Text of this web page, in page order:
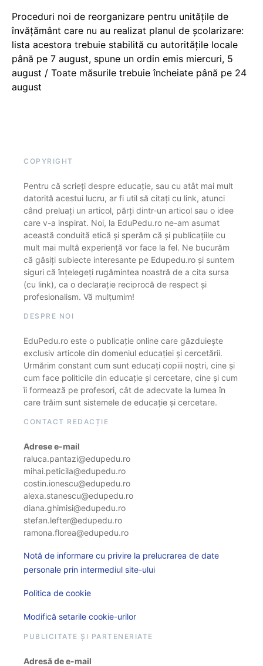
Proceduri noi de reorganizare pentru unitățile de
învățământ care nu au realizat planul de școlarizare:
lista acestora trebuie stabilită cu autoritățile locale
până pe 7 august, spune un ordin emis miercuri, 5
august / Toate măsurile trebuie încheiate până pe 24
august
COPYRIGHT
Pentru că scrieți despre educație, sau cu atât mai mult
datorită acestui lucru, ar fi util să citați cu link, atunci
când preluați un articol, părți dintr-un articol sau o idee
care v-a inspirat. Noi, la EduPedu.ro ne-am asumat
această conduită etică și sperăm că și publicațiile cu
mult mai multă experiență vor face la fel. Ne bucurăm
că găsiți subiecte interesante pe Edupedu.ro și suntem
siguri că înțelegeți rugămintea noastră de a cita sursa
(cu link), ca o declarație reciprocă de respect și
profesionalism. Vă mulțumim!
DESPRE NOI
EduPedu.ro este o publicație online care găzduiește
exclusiv articole din domeniul educației și cercetării.
Urmărim constant cum sunt educați copiii noștri, cine și
cum face politicile din educație și cercetare, cine și cum
îi formează pe profesori, cât de adecvate la lumea în
care trăim sunt sistemele de educație și cercetare.
CONTACT REDACȚIE
Adrese e-mail
raluca.pantazi@edupedu.ro
mihai.peticila@edupedu.ro
costin.ionescu@edupedu.ro
alexa.stanescu@edupedu.ro
diana.ghimisi@edupedu.ro
stefan.lefter@edupedu.ro
ramona.florea@edupedu.ro
Notă de informare cu privire la prelucrarea de date
personale prin intermediul site-ului
Politica de cookie
Modifică setarile cookie-urilor
PUBLICITATE ȘI PARTENERIATE
Adresă de e-mail